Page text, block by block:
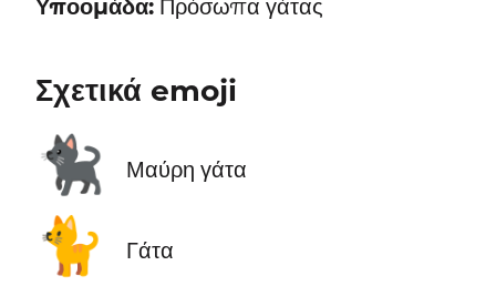
Υποομάδα:Πρόσωπα γάτας
Σχετικά emoji
🐈‍⬛ Μαύρη γάτα
🐈 Γάτα